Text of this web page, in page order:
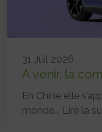
31 Juil 2026
A venir, la
En Chine elle
monde... Lire la